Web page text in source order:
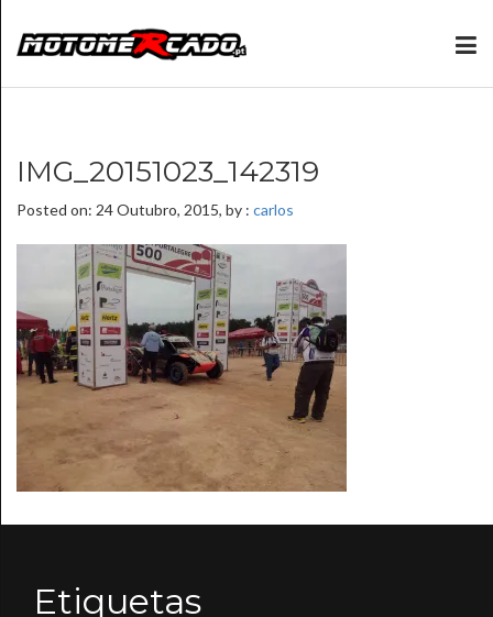
IMG_20151023_142319
Posted on: 24 Outubro, 2015, by : carlos
Etiquetas